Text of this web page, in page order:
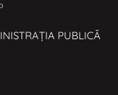
PUBLICĂ